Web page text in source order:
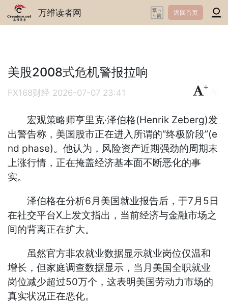
万维读者网 返回首页
美股2008式危机警报拉响
FX168财经 2026-07-07 23:41
+
宏观策略师亨里克·泽伯格(Henrik Zeberg)发
出警告称，美国股市正在进入所谓的“终极阶段”(e
nd phase)。他认为，风险资产近期强劲的周期末
上涨行情，正在掩盖经济基本面不断恶化的事
实。
泽伯格在分析6月美国就业报告后，于7月5日
在社交平台X上发文指出，当前经济与金融市场之
间的背离正在扩大。
虽然官方非农就业数据显示就业岗位仅温和
增长，但家庭调查数据显示，当月美国全职就业
岗位减少超过50万个，这表明美国劳动力市场的
真实状况正在恶化。